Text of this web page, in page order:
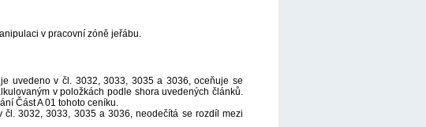
v pracovní zóně jeřábu.
uvedeno v čl. 3032, 3033, 3035 a 3036, oceňuje se
v položkách podle shora uvedených článků.
Část A 01 tohoto ceníku.
3032, 3033, 3035 a 3036, neodečítá se rozdíl mezi